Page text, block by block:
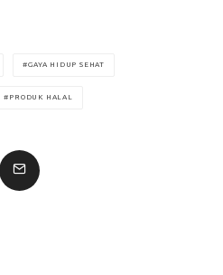
GAYA HIDUP SEHAT
PRODUK HALAL